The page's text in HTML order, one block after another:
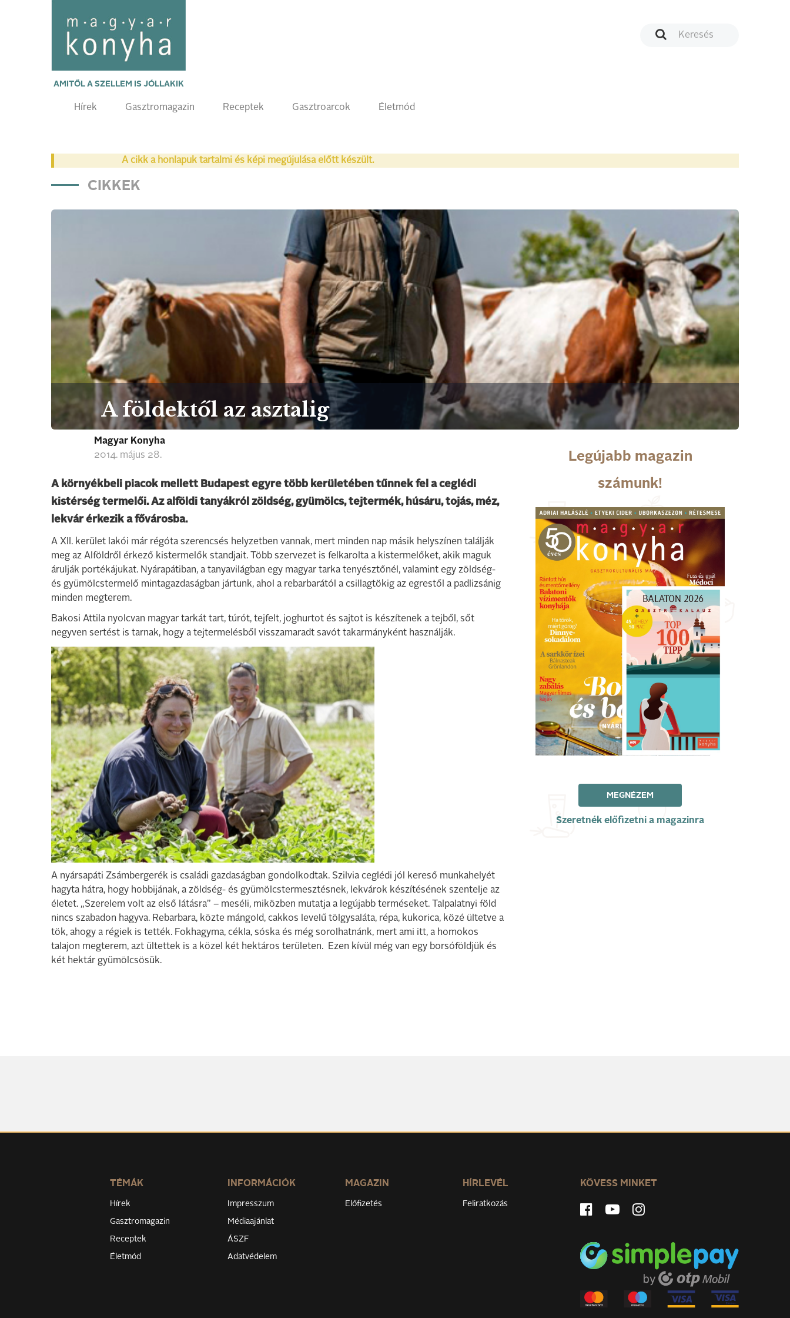
AMITŐL A SZELLEM IS JÓLLAKIK
Hírek Gasztromagazin Receptek Gasztroarcok Életmód
A cikk a honlapuk tartalmi és képi megújulása előtt készült.
CIKKEK
A földektől az asztalig
Magyar Konyha
2014. május 28.
A környékbeli piacok mellett Budapest egyre több kerületében tűnnek fel a ceglédi
kistérség termelői. Az alföldi tanyákról zöldség, gyümölcs, tejtermék, húsáru, tojás, méz,
lekvár érkezik a fővárosba.
A XII. kerület lakói már régóta szerencsés helyzetben vannak, mert minden nap másik helyszínen találják
meg az Alföldről érkező kistermelők standjait. Több szervezet is felkarolta a kistermelőket, akik maguk
árulják portékájukat. Nyárapátiban, a tanyavilágban egy magyar tarka tenyésztőnél, valamint egy zöldség-
és gyümölcstermelő mintagazdaságban jártunk, ahol a rebarbarától a csillagtökig az egrestől a padlizsánig
minden megterem.
Bakosi Attila nyolcvan magyar tarkát tart, túrót, tejfelt, joghurtot és sajtot is készítenek a tejből, sőt
negyven sertést is tarnak, hogy a tejtermelésből visszamaradt savót takarmányként használják.
A nyársapáti Zsámbergerék is családi gazdaságban gondolkodtak. Szilvia ceglédi jól kereső munkahelyét
hagyta hátra, hogy hobbijának, a zöldség- és gyümölcstermesztésnek, lekvárok készítésének szentelje az
életet. „Szerelem volt az első látásra” – meséli, miközben mutatja a legújabb terméseket. Talpalatnyi föld
nincs szabadon hagyva. Rebarbara, közte mángold, cakkos levelű tölgysaláta, répa, kukorica, közé ültetve a
tök, ahogy a régiek is tették. Fokhagyma, cékla, sóska és még sorolhatnánk, mert ami itt, a homokos
talajon megterem, azt ültettek is a közel két hektáros területen. Ezen kívül még van egy borsóföldjük és
két hektár gyümölcsösük.
Legújabb magazin
számunk!
MEGNÉZEM
Szeretnék előfizetni a magazinra
TÉMÁK
Hírek
Gasztromagazin
Receptek
Életmód
INFORMÁCIÓK
Impresszum
Médiaajánlat
ÁSZF
Adatvédelem
MAGAZIN
Előfizetés
HÍRLEVÉL
Feliratkozás
KÖVESS MINKET